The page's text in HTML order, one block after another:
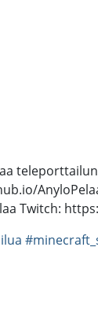
Twitch: